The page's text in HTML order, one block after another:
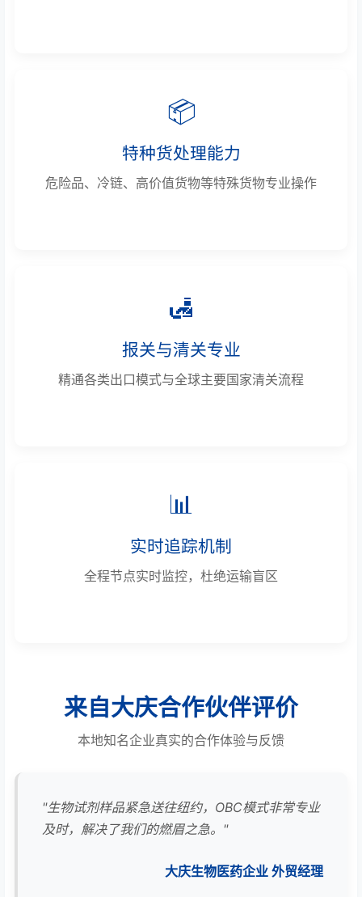
📦
特种货处理能力
危险品、冷链、高价值货物等特殊货物专业操作
🛃
报关与清关专业
精通各类出口模式与全球主要国家清关流程
📊
实时追踪机制
全程节点实时监控，杜绝运输盲区
来自大庆合作伙伴评价
本地知名企业真实的合作体验与反馈
"生物试剂样品紧急送往纽约，OBC模式非常专业
及时，解决了我们的燃眉之急。"
大庆生物医药企业 外贸经理